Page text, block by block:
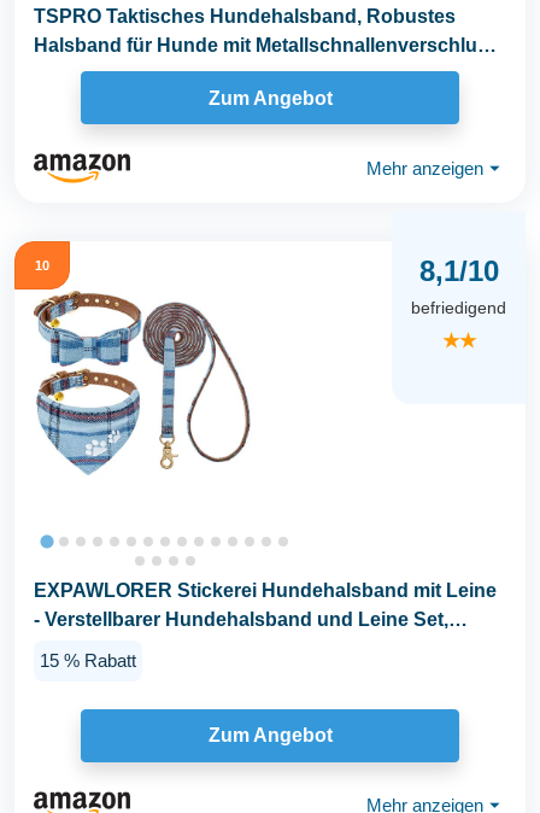
TSPRO Taktisches Hundehalsband, Robustes
Halsband für Hunde mit Metallschnallenverschluss,
3,8 cm...
Zum Angebot
Mehr anzeigen ⏷
10 8,1/10
befriedigend
★★
EXPAWLORER Stickerei Hundehalsband mit Leine
- Verstellbarer Hundehalsband und Leine Set,
15 % Rabatt
Zum Angebot
Mehr anzeigen ⏷